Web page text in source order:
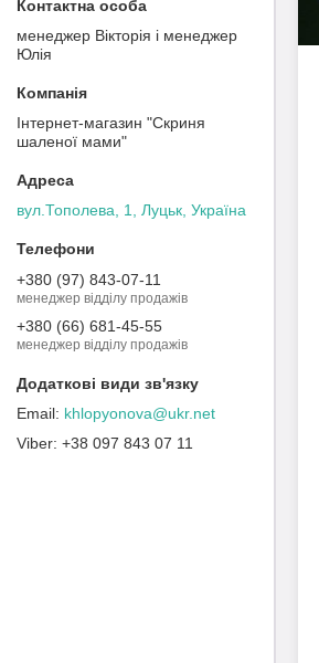
менеджер Вікторія і менеджер
Юлія
Інтернет-магазин "Скриня
шаленої мами"
вул.Тополева, 1, Луцьк, Україна
+380 (97) 843-07-11
менеджер відділу продажів
+380 (66) 681-45-55
менеджер відділу продажів
khlopyonova@ukr.net
+38 097 843 07 11